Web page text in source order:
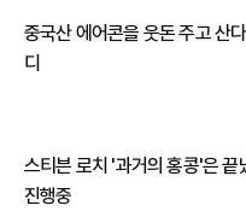
중국산 에어콘을 웃돈 주고 산
디
스티븐 로치 '과거의 홍콩'은
진행중